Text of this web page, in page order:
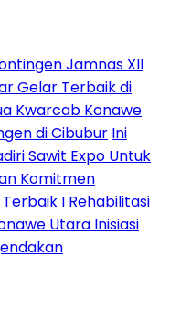
Jamnas XII
Gelar Terbaik di
Kwarcab Konawe
di Cibubur Ini
Sawit Expo Untuk
Komitmen
I Rehabilitasi
Utara Inisiasi